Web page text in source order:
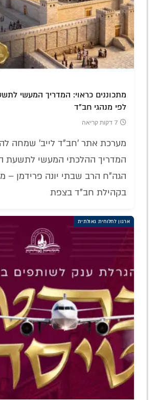
מתכוננים כראוי: המדריך המעשי
לפי מנהגי חב"ד
7 דקות קריאה
מערכת אתר 'חב"ד לייב' שמחה
המדריך ההלכתי המעשי לתשעת
הגה"ח הרב שבתי יונה פרידמן –
בקהילת חב"ד בצפת
ארגון לחלוחית גאולתית